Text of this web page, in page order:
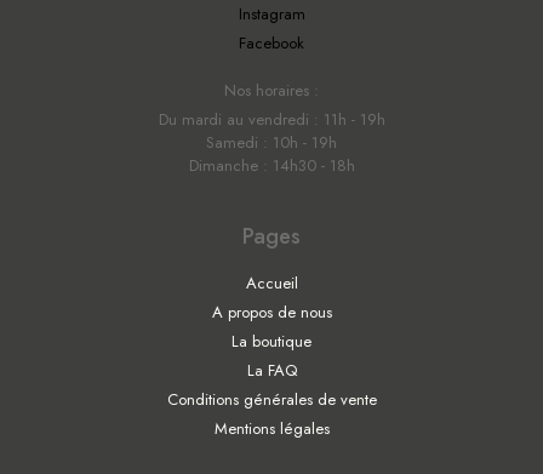
Instagram
Facebook
Nos horaires :
Du mardi au vendredi : 11h - 19h
Samedi : 10h - 19h
Dimanche : 14h30 - 18h
Pages
Accueil
A propos de nous
La boutique
La FAQ
Conditions générales de vente
Mentions légales